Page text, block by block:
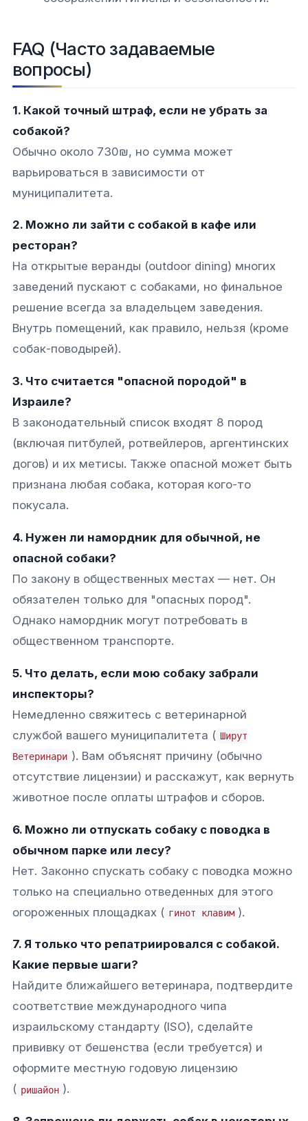
FAQ (Часто задаваемые
вопросы)
1. Какой точный штраф, если не убрать за
собакой?
Обычно около 730₪, но сумма может
варьироваться в зависимости от
муниципалитета.
2. Можно ли зайти с собакой в кафе или
ресторан?
На открытые веранды (outdoor dining) многих
заведений пускают с собаками, но финальное
решение всегда за владельцем заведения.
Внутрь помещений, как правило, нельзя (кроме
собак-поводырей).​
3. Что считается "опасной породой" в
Израиле?
В законодательный список входят 8 пород
(включая питбулей, ротвейлеров, аргентинских
догов) и их метисы. Также опасной может быть
признана любая собака, которая кого-то
покусала.​
4. Нужен ли намордник для обычной, не
опасной собаки?
По закону в общественных местах — нет. Он
обязателен только для "опасных пород".
Однако намордник могут потребовать в
общественном транспорте.​
5. Что делать, если мою собаку забрали
инспекторы?
Немедленно свяжитесь с ветеринарной
службой вашего муниципалитета ( Ширут
Ветеринари ). Вам объяснят причину (обычно
отсутствие лицензии) и расскажут, как вернуть
животное после оплаты штрафов и сборов.​
6. Можно ли отпускать собаку с поводка в
обычном парке или лесу?
Нет. Законно спускать собаку с поводка можно
только на специально отведенных для этого
огороженных площадках ( гинот клавим ).
7. Я только что репатриировался с собакой.
Какие первые шаги?
Найдите ближайшего ветеринара, подтвердите
соответствие международного чипа
израильскому стандарту (ISO), сделайте
прививку от бешенства (если требуется) и
оформите местную годовую лицензию
( ришайон ).